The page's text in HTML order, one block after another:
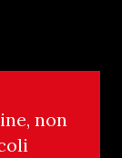
non